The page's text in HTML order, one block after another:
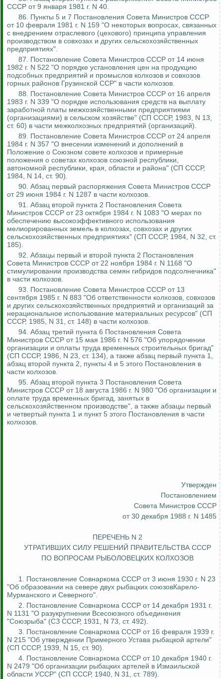
СССР от 9 января 1981 г. N 40.
86. Пункты 5 и 7 Постановления Совета Министров СССР
от 10 февраля 1981 г. N 159 "О некоторых вопросах, связанных
с внедрением отраслевого (цехового) принципа управления
производством в совхозах и других сельскохозяйственных
предприятиях".
87. Постановление Совета Министров СССР от 14 июня
1982 г. N 522 "О порядке установления цен на продукцию
подсобных предприятий и промыслов колхозов и совхозов
горных районов Грузинской ССР" в части колхозов.
88. Постановление Совета Министров СССР от 16 апреля
1983 г. N 339 "О порядке использования средств на выплату
заработной платы межхозяйственными предприятиями
(организациями) в сельском хозяйстве" (СП СССР, 1983, N 13,
ст. 60) в части межколхозных предприятий (организаций).
89. Постановление Совета Министров СССР от 24 апреля
1984 г. N 357 "О внесении изменений и дополнений в
Положение о Союзном совете колхозов и примерные
положения о советах колхозов союзной республики,
автономной республики, края, области и района" (СП СССР,
1984, N 14, ст. 90).
90. Абзац первый распоряжения Совета Министров СССР
от 29 июня 1984 г. N 1287 в части колхозов.
91. Абзац второй пункта 2 Постановления Совета
Министров СССР от 23 октября 1984 г. N 1083 "О мерах по
обеспечению высокоэффективного использования
мелиорированных земель в колхозах, совхозах и других
сельскохозяйственных предприятиях" (СП СССР, 1984, N 32, ст.
185).
92. Абзацы первый и второй пункта 2 Постановления
Совета Министров СССР от 22 ноября 1984 г. N 1168 "О
стимулировании производства семян гибридов подсолнечника"
в части колхозов.
93. Постановление Совета Министров СССР от 13
сентября 1985 г. N 883 "Об ответственности колхозов, совхозов
и других сельскохозяйственных предприятий и организаций за
нерациональное использование материальных ресурсов" (СП
СССР, 1985, N 31, ст. 148) в части колхозов.
94. Абзац третий пункта 6 Постановления Совета
Министров СССР от 15 мая 1986 г. N 576 "Об упорядочении
организации и оплаты труда временных строительных бригад"
(СП СССР, 1986, N 23, ст. 134), а также абзац первый пункта 1,
абзац второй пункта 2, пункты 4 и 5 этого Постановления в
части колхозов.
95. Абзац второй пункта 3 Постановления Совета
Министров СССР от 18 августа 1986 г. N 980 "Об организации и
оплате труда временных бригад, занятых в
сельскохозяйственном производстве", а также абзацы первый
и четвертый пункта 1 и пункт 5 этого Постановления в части
колхозов.
Утвержден
Постановлением
Совета Министров СССР
от 30 декабря 1988 г. N 1485
ПЕРЕЧЕНЬ N 2
УТРАТИВШИХ СИЛУ РЕШЕНИЙ ПРАВИТЕЛЬСТВА СССР
ПО ВОПРОСАМ РЫБОЛОВЕЦКИХ КОЛХОЗОВ
1. Постановление Совнаркома СССР от 3 июня 1930 г. N 23
"Об образовании на севере двух рыбацких союзовКарело-
Мурманского и Северного".
2. Постановление Совнаркома СССР от 14 декабря 1931 г.
N 1131 "О разукрупнении Всесоюзного объединения
"Союзрыба" (СЗ СССР, 1931, N 73, ст. 492).
3. Постановление Совнаркома СССР от 16 февраля 1939 г.
N 215 "Об утверждении Примерного Устава рыбацкой артели"
(СП СССР, 1939, N 15, ст. 90).
4. Постановление Совнаркома СССР от 10 декабря 1940 г.
N 2479 "Об организации рыбацких артелей в Измаильской
области УССР" (СП СССР, 1940, N 31, ст. 789).